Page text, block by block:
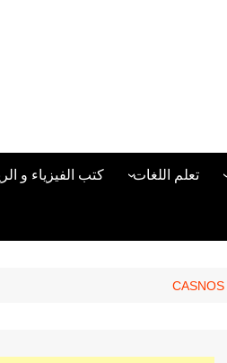
تعلم اللغات
تعلم اللغة التركية
كتب الفيزياء و
كتب لغات